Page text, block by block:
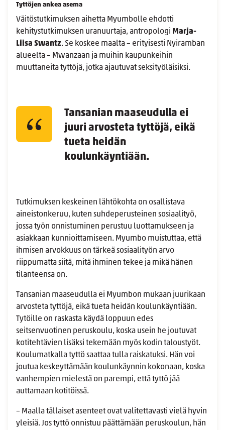
Tyttöjen ankea asema
Väitöstutkimuksen aihetta Myumbolle ehdotti
kehitystutkimuksen uranuurtaja, antropologi Marja-
Liisa Swantz. Se koskee maalta – erityisesti Nyiramban
alueelta – Mwanzaan ja muihin kaupunkeihin
muuttaneita tyttöjä, jotka ajautuvat seksityöläisiksi.
Tansanian maaseudulla ei
juuri arvosteta tyttöjä, eikä
tueta heidän
koulunkäyntiään.
Tutkimuksen keskeinen lähtökohta on osallistava
aineistonkeruu, kuten suhdeperusteinen sosiaalityö,
jossa työn onnistuminen perustuu luottamukseen ja
asiakkaan kunnioittamiseen. Myumbo muistuttaa, että
ihmisen arvokkuus on tärkeä sosiaalityön arvo
riippumatta siitä, mitä ihminen tekee ja mikä hänen
tilanteensa on.
Tansanian maaseudulla ei Myumbon mukaan juurikaan
arvosteta tyttöjä, eikä tueta heidän koulunkäyntiään.
Tytöille on raskasta käydä loppuun edes
seitsenvuotinen peruskoulu, koska usein he joutuvat
kotitehtävien lisäksi tekemään myös kodin taloustyöt.
Koulumatkalla tyttö saattaa tulla raiskatuksi. Hän voi
joutua keskeyttämään koulunkäynnin kokonaan, koska
vanhempien mielestä on parempi, että tyttö jää
auttamaan kotitöissä.
– Maalla tällaiset asenteet ovat valitettavasti vielä hyvin
yleisiä. Jos tyttö onnistuu päättämään peruskoulun, hän